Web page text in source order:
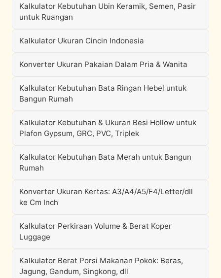
Kalkulator Kebutuhan Ubin Keramik, Semen, Pasir
untuk Ruangan
Kalkulator Ukuran Cincin Indonesia
Konverter Ukuran Pakaian Dalam Pria & Wanita
Kalkulator Kebutuhan Bata Ringan Hebel untuk
Bangun Rumah
Kalkulator Kebutuhan & Ukuran Besi Hollow untuk
Plafon Gypsum, GRC, PVC, Triplek
Kalkulator Kebutuhan Bata Merah untuk Bangun
Rumah
Konverter Ukuran Kertas: A3/A4/A5/F4/Letter/dll
ke Cm Inch
Kalkulator Perkiraan Volume & Berat Koper
Luggage
Kalkulator Berat Porsi Makanan Pokok: Beras,
Jagung, Gandum, Singkong, dll